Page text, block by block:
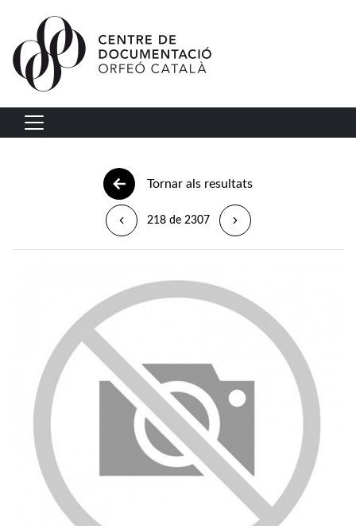
Vés al contingut
Navegació principal
Tornar als resultats
218 de 2307